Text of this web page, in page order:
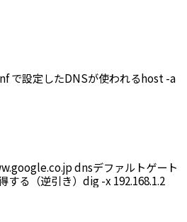
で設定したDNSが使われるhost -a
dnsデファルトゲート
る（逆引き）dig -x 192.168.1.2